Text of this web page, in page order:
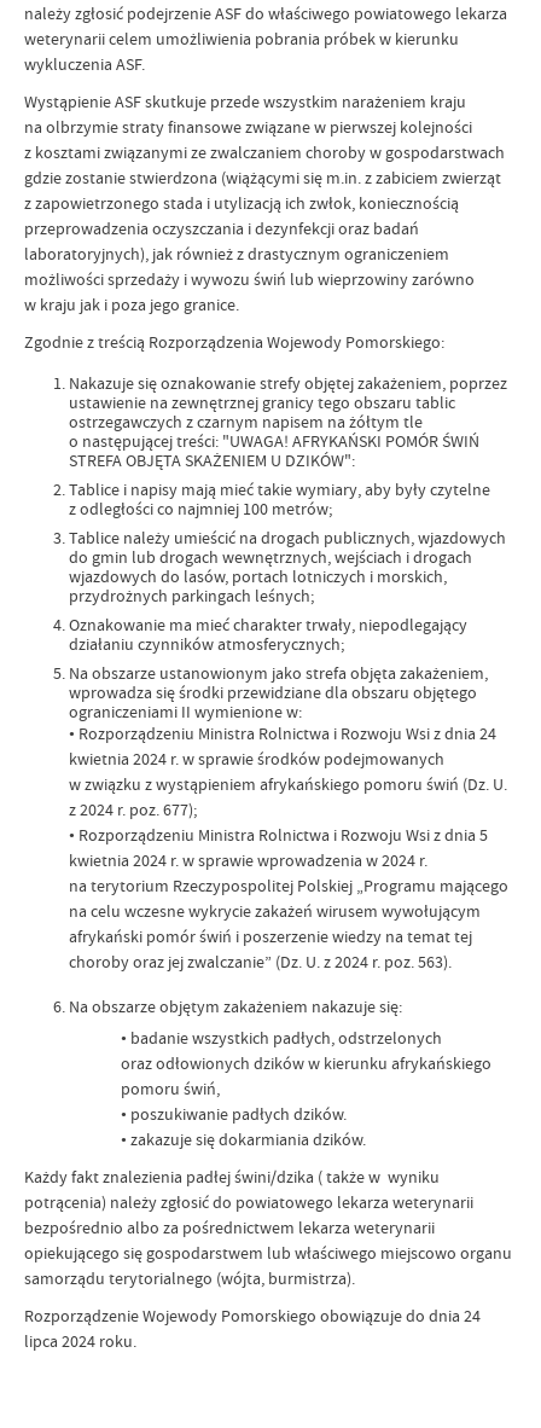
należy zgłosić podejrzenie ASF do właściwego powiatowego lekarza
weterynarii celem umożliwienia pobrania próbek w kierunku
wykluczenia ASF.
Wystąpienie ASF skutkuje przede wszystkim narażeniem kraju
na olbrzymie straty finansowe związane w pierwszej kolejności
z kosztami związanymi ze zwalczaniem choroby w gospodarstwach
gdzie zostanie stwierdzona (wiążącymi się m.in. z zabiciem zwierząt
z zapowietrzonego stada i utylizacją ich zwłok, koniecznością
przeprowadzenia oczyszczania i dezynfekcji oraz badań
laboratoryjnych), jak również z drastycznym ograniczeniem
możliwości sprzedaży i wywozu świń lub wieprzowiny zarówno
w kraju jak i poza jego granice.
Zgodnie z treścią Rozporządzenia Wojewody Pomorskiego:
Nakazuje się oznakowanie strefy objętej zakażeniem, poprzez
ustawienie na zewnętrznej granicy tego obszaru tablic
ostrzegawczych z czarnym napisem na żółtym tle
o następującej treści: "UWAGA! AFRYKAŃSKI POMÓR ŚWIŃ
STREFA OBJĘTA SKAŻENIEM U DZIKÓW":
Tablice i napisy mają mieć takie wymiary, aby były czytelne
z odległości co najmniej 100 metrów;
Tablice należy umieścić na drogach publicznych, wjazdowych
do gmin lub drogach wewnętrznych, wejściach i drogach
wjazdowych do lasów, portach lotniczych i morskich,
przydrożnych parkingach leśnych;
Oznakowanie ma mieć charakter trwały, niepodlegający
działaniu czynników atmosferycznych;
Na obszarze ustanowionym jako strefa objęta zakażeniem,
wprowadza się środki przewidziane dla obszaru objętego
ograniczeniami II wymienione w:
• Rozporządzeniu Ministra Rolnictwa i Rozwoju Wsi z dnia 24
kwietnia 2024 r. w sprawie środków podejmowanych
w związku z wystąpieniem afrykańskiego pomoru świń (Dz. U.
z 2024 r. poz. 677);
• Rozporządzeniu Ministra Rolnictwa i Rozwoju Wsi z dnia 5
kwietnia 2024 r. w sprawie wprowadzenia w 2024 r.
na terytorium Rzeczypospolitej Polskiej „Programu mającego
na celu wczesne wykrycie zakażeń wirusem wywołującym
afrykański pomór świń i poszerzenie wiedzy na temat tej
choroby oraz jej zwalczanie” (Dz. U. z 2024 r. poz. 563).
Na obszarze objętym zakażeniem nakazuje się:
• badanie wszystkich padłych, odstrzelonych
oraz odłowionych dzików w kierunku afrykańskiego
pomoru świń,
• poszukiwanie padłych dzików.
• zakazuje się dokarmiania dzików.
Każdy fakt znalezienia padłej świni/dzika ( także w wyniku
potrącenia) należy zgłosić do powiatowego lekarza weterynarii
bezpośrednio albo za pośrednictwem lekarza weterynarii
opiekującego się gospodarstwem lub właściwego miejscowo organu
samorządu terytorialnego (wójta, burmistrza).
Rozporządzenie Wojewody Pomorskiego obowiązuje do dnia 24
lipca 2024 roku.